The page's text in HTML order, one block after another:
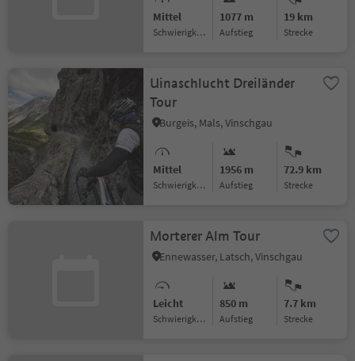
Mittel
Schwierigkeitsgrad
1077 m
Aufstieg
19 km
Strecke
Uinaschlucht Dreiländer
Tour
Burgeis, Mals, Vinschgau
Mittel
Schwierigkeitsgrad
1956 m
Aufstieg
72.9 km
Strecke
Morterer Alm Tour
Ennewasser, Latsch, Vinschgau
Leicht
Schwierigkeitsgrad
850 m
Aufstieg
7.7 km
Strecke